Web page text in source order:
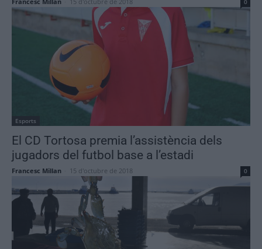
0
Esports
El CD Tortosa premia l’assistència dels
jugadors del futbol base a l’estadi
Francesc Millan 15 d'octubre de 2018 0